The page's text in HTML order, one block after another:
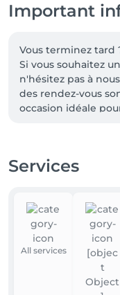
Important
Vous terminez tard
Si vous souhaitez
n'hésitez pas à
des rendez-vous
occasion idéale
Services
All services